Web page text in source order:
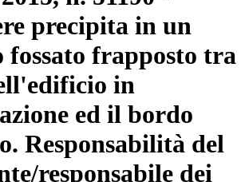
precipita in un
fossato frapposto tra
in
ed il bordo
Responsabilità del
responsabile dei